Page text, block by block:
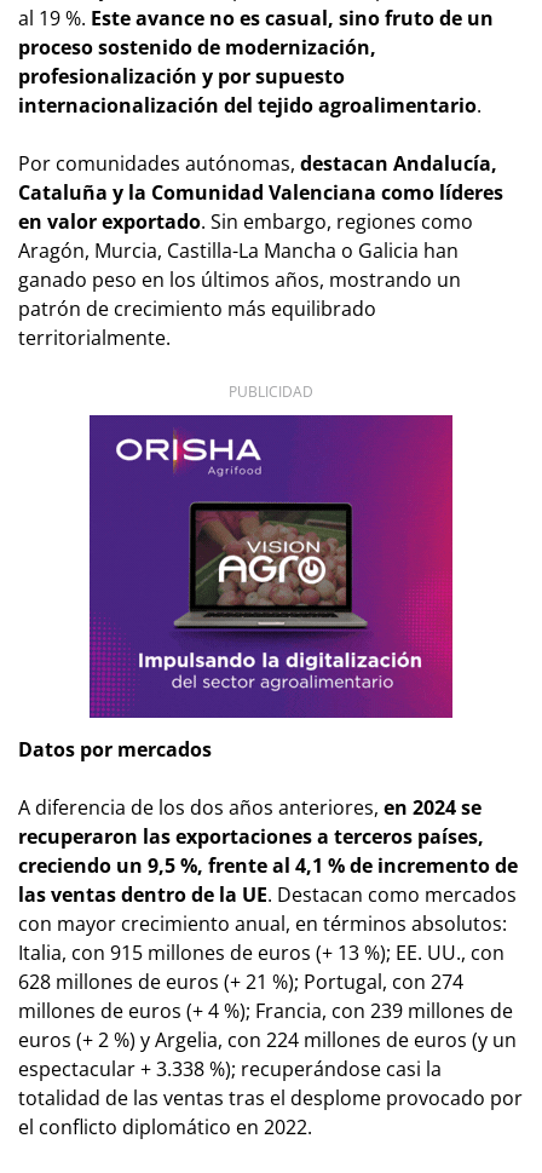
al 19 %. Este avance no es casual, sino fruto de un
proceso sostenido de modernización,
profesionalización y por supuesto
internacionalización del tejido agroalimentario.
Por comunidades autónomas, destacan Andalucía,
Cataluña y la Comunidad Valenciana como líderes
en valor exportado. Sin embargo, regiones como
Aragón, Murcia, Castilla-La Mancha o Galicia han
ganado peso en los últimos años, mostrando un
patrón de crecimiento más equilibrado
territorialmente.
PUBLICIDAD
Datos por mercados
A diferencia de los dos años anteriores, en 2024 se
recuperaron las exportaciones a terceros países,
creciendo un 9,5 %, frente al 4,1 % de incremento de
las ventas dentro de la UE. Destacan como mercados
con mayor crecimiento anual, en términos absolutos:
Italia, con 915 millones de euros (+ 13 %); EE. UU., con
628 millones de euros (+ 21 %); Portugal, con 274
millones de euros (+ 4 %); Francia, con 239 millones de
euros (+ 2 %) y Argelia, con 224 millones de euros (y un
espectacular + 3.338 %); recuperándose casi la
totalidad de las ventas tras el desplome provocado por
el conflicto diplomático en 2022.